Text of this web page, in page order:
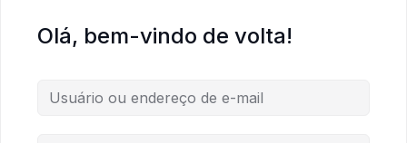
Olá, bem-vindo de volta!